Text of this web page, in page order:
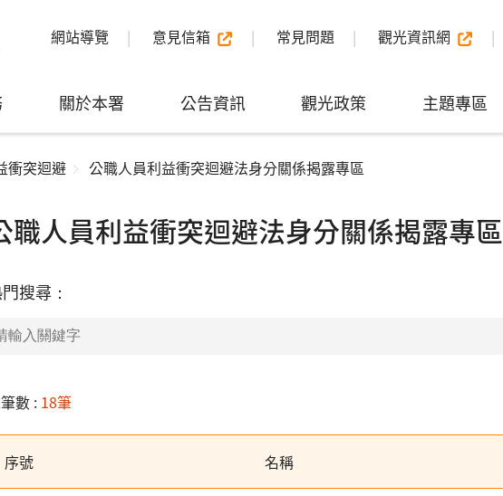
網站導覽 意見信箱 常見問題 觀光資訊網
關於本署 公告資訊 觀光政策 主題專區
衝突迴避 公職人員利益衝突迴避法身分關係揭露專區
職人員利益衝突迴避法身分關係揭露專區
搜尋：
數 : 18筆
序號 名稱